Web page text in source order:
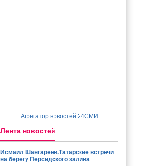
Агрегатор новостей 24СМИ
Лента новостей
Исмаил Шангареев.Татарские встречи
на берегу Персидского залива